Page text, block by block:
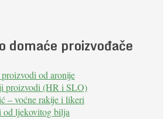
domaće proizvođače
od aronije
proizvodi (HR i SLO)
– voćne rakije i likeri
od ljekovitog bilja